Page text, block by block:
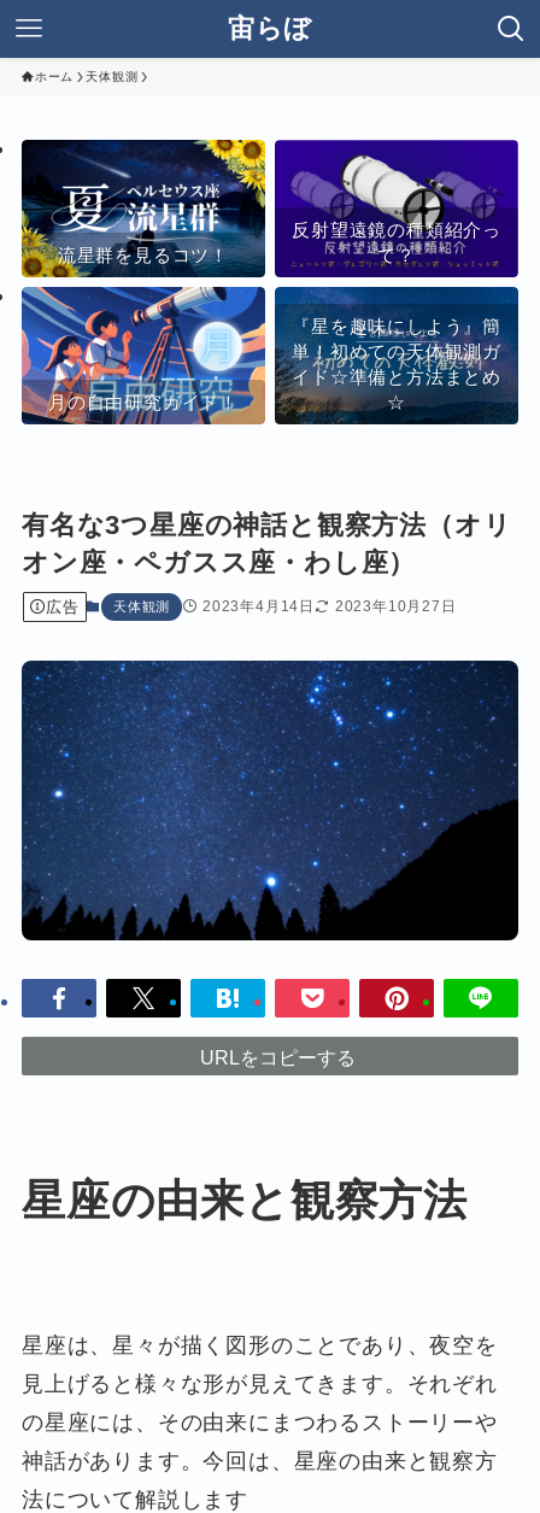
宙らぼ
ホーム 天体観測
流星群を見るコツ！
反射望遠鏡の種類紹介っ
て？
月の自由研究ガイド！
『星を趣味にしよう』簡
単！初めての天体観測ガ
イド☆準備と方法まとめ
☆
有名な3つ星座の神話と観察方法（オリ
オン座・ペガスス座・わし座）
広告 天体観測 2023年4月14日 2023年10月27日
URLをコピーする
星座の由来と観察方法
星座は、星々が描く図形のことであり、夜空を
見上げると様々な形が見えてきます。それぞれ
の星座には、その由来にまつわるストーリーや
神話があります。今回は、星座の由来と観察方
法について解説します